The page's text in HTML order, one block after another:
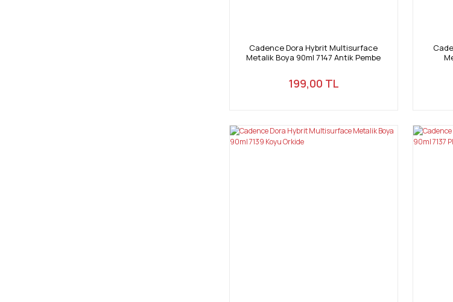
Cadence Dora Hybrit Multisurface
Metalik Boya 90ml 7147 Antik Pembe
199,00 TL